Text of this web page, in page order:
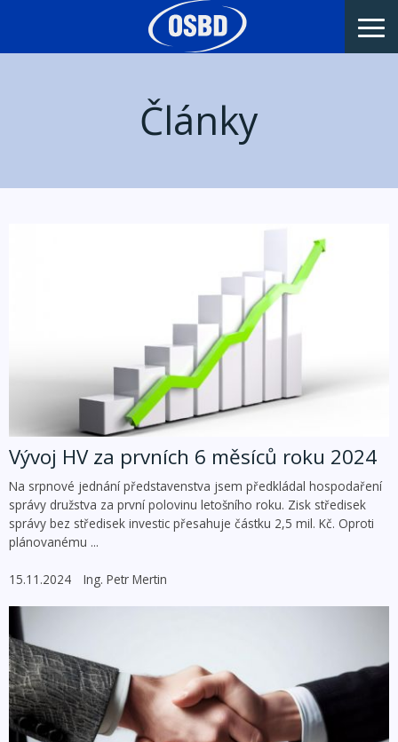
Články
Vývoj HV za prvních 6 měsíců roku 2024
Na srpnové jednání představenstva jsem předkládal hospodaření
správy družstva za první polovinu letošního roku. Zisk středisek
správy bez středisek investic přesahuje částku 2,5 mil. Kč. Oproti
plánovanému ...
15.11.2024 Ing. Petr Mertin